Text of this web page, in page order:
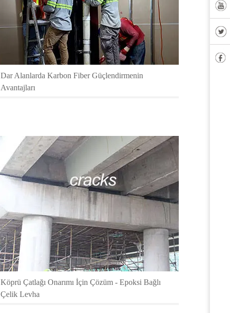
Dar Alanlarda Karbon Fiber Güçlendirmenin
Avantajları
Köprü Çatlağı Onarımı İçin Çözüm - Epoksi Bağlı
Çelik Levha